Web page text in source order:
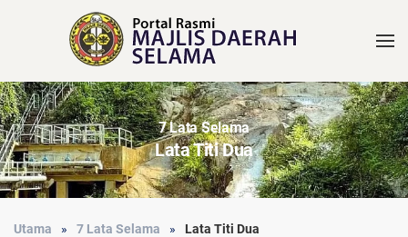
7 Lata Selama
Lata Titi Dua
Utama 7 Lata Selama Lata Titi Dua